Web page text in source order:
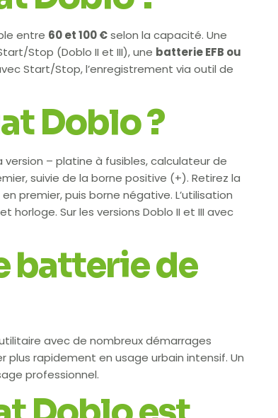
entre 60 et 100 €selon la capacité. Une
Stop (Doblo II et III), une batterie EFB ou
Start/Stop, l’enregistrement via outil de
Doblo ?
– platine à fusibles, calculateur de
suivie de la borne positive (+). Retirez la
premier, puis borne négative. L’utilisation
Sur les versions Doblo II et III avec
batterie de
avec de nombreux démarrages
rapidement en usage urbain intensif. Un
professionnel.